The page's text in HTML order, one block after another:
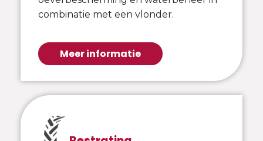
combinatie met een vlonder.
Meer informatie